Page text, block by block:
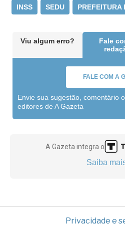
INSS SEDU PREFEITURA
Viu algum erro?
Fale
FALE COM A
Envie sua sugestão, comentário
editores de A Gazeta
A Gazeta integra o
Saiba
Privacidade e